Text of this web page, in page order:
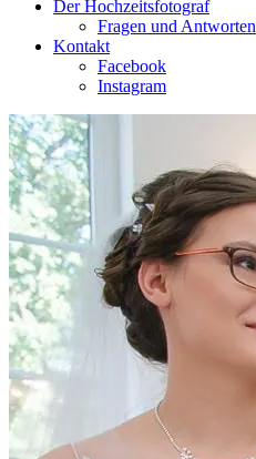
Der Hochzeitsfotograf
Fragen und Antworten
Kontakt
Facebook
Instagram